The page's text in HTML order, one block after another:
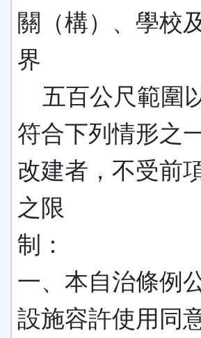
關（構）、學校
界
五百公尺範圍以
符合下列情形之
改建者，不受前
之限
制：
一、本自治條例
設施容許使用同